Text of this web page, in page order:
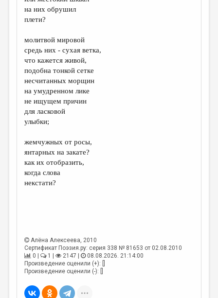
ДЕТСКАЯ КОМНАТА
КНИЖНАЯ ПОЛКА
ОБЗОР ЛИТЕРАТУРЫ
СТРАНИЦЫ ПАМЯТИ
ОБЪЯВЛЕНИЯ
КОЛОНКА РЕДАКТОРА
РЕДКОЛЛЕГИЯ
ОТ РЕДАКЦИИ
МАЛАЯ ПРОЗА
ЭССЕИСТИКА
РЕЦЕНЗИРОВАНИЕ
ЦИКЛЫ ПУБЛИКАЦИЙ
ТРЕДИАКОВСКИЙ
МЕДИА
на них обрушил
плети?
молитвой мировой
средь них - сухая ветка,
что кажется живой,
подобна тонкой сетке
несчитанных морщин
на умудренном лике
не ищущем причин
для ласковой
улыбки;
жемчужных от росы,
янтарных на закате?
как их отобразить,
когда слова
некстати?
Алёна Алексеева, 2010
Сертификат Поэзия.ру: серия 338 № 81653 от 02.08.2010
0 |
1 | 2147 |
08.08.2026. 21:14:00
Произведение оценили (+): []
Произведение оценили (-): []